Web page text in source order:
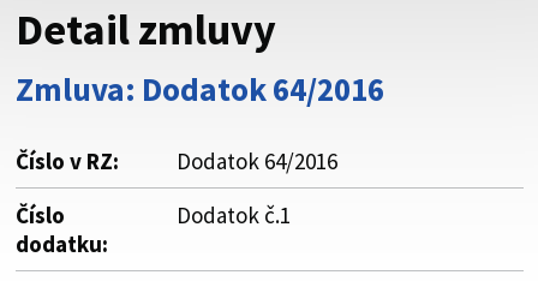
Buďte pozorní a vždy sa uistite, že zdieľate informácie iba
cez zabezpečenú webovú stránku. Zabezpečená stránka
vždy začína https:// pred názvom domény webového sídla.
Detail zmluvy
Zmluva: Dodatok 64/2016
Číslo v RZ:
Dodatok 64/2016
Číslo
dodatku:
Dodatok č.1